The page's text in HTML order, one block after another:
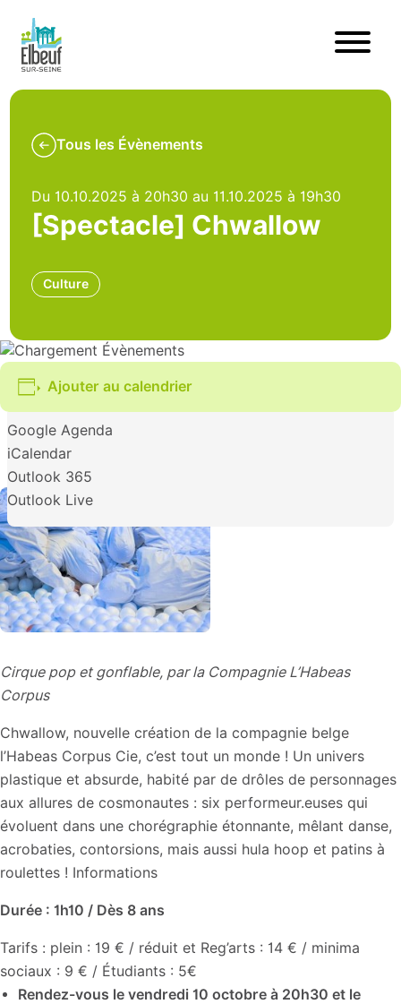
Tous les Évènements
Du 10.10.2025 à 20h30 au 11.10.2025 à 19h30
[Spectacle] Chwallow
Culture
Ajouter au calendrier
Google Agenda
iCalendar
Outlook 365
Outlook Live
Cirque pop et gonflable, par la Compagnie L’Habeas
Corpus
Chwallow, nouvelle création de la compagnie belge
l’Habeas Corpus Cie, c’est tout un monde ! Un univers
plastique et absurde, habité par de drôles de personnages
aux allures de cosmonautes : six performeur.euses qui
évoluent dans une chorégraphie étonnante, mêlant danse,
acrobaties, contorsions, mais aussi hula hoop et patins à
roulettes ! Informations
Durée : 1h10 / Dès 8 ans
Tarifs : plein : 19 € / réduit et Reg’arts : 14 € / minima
sociaux : 9 € / Étudiants : 5€
Rendez-vous le vendredi 10 octobre à 20h30 et le